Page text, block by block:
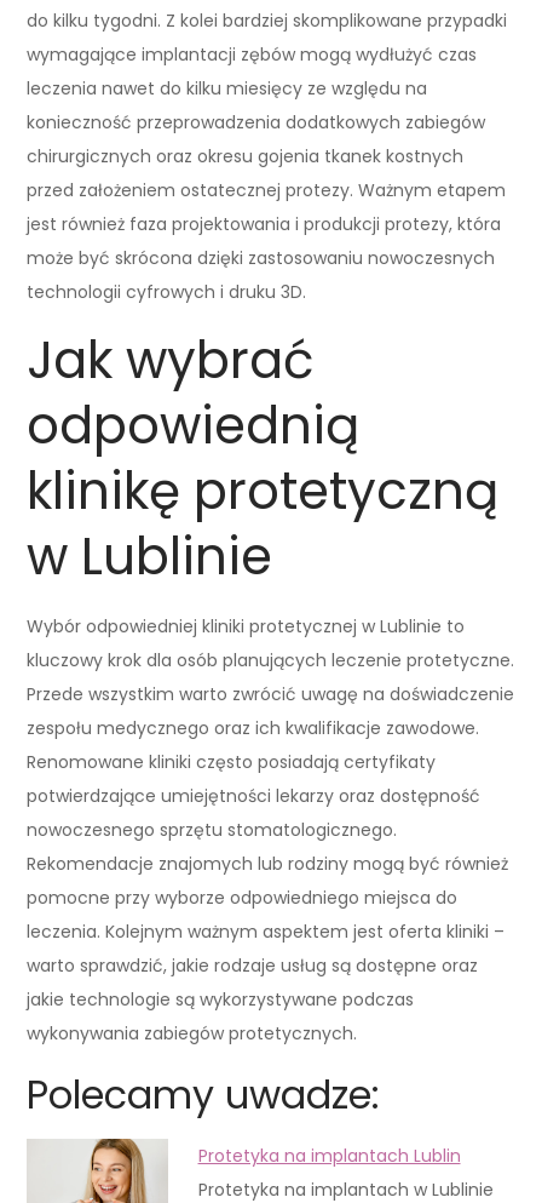
do kilku tygodni. Z kolei bardziej skomplikowane przypadki
wymagające implantacji zębów mogą wydłużyć czas
leczenia nawet do kilku miesięcy ze względu na
konieczność przeprowadzenia dodatkowych zabiegów
chirurgicznych oraz okresu gojenia tkanek kostnych
przed założeniem ostatecznej protezy. Ważnym etapem
jest również faza projektowania i produkcji protezy, która
może być skrócona dzięki zastosowaniu nowoczesnych
technologii cyfrowych i druku 3D.
Jak wybrać
odpowiednią
klinikę protetyczną
w Lublinie
Wybór odpowiedniej kliniki protetycznej w Lublinie to
kluczowy krok dla osób planujących leczenie protetyczne.
Przede wszystkim warto zwrócić uwagę na doświadczenie
zespołu medycznego oraz ich kwalifikacje zawodowe.
Renomowane kliniki często posiadają certyfikaty
potwierdzające umiejętności lekarzy oraz dostępność
nowoczesnego sprzętu stomatologicznego.
Rekomendacje znajomych lub rodziny mogą być również
pomocne przy wyborze odpowiedniego miejsca do
leczenia. Kolejnym ważnym aspektem jest oferta kliniki –
warto sprawdzić, jakie rodzaje usług są dostępne oraz
jakie technologie są wykorzystywane podczas
wykonywania zabiegów protetycznych.
Polecamy uwadze:
Protetyka na implantach Lublin
Protetyka na implantach w Lublinie